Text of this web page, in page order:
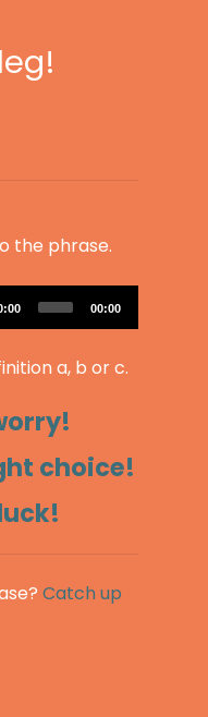
the phrase.
Audio
Player
Total
00:00
a, b or c.
choice!
Catch up